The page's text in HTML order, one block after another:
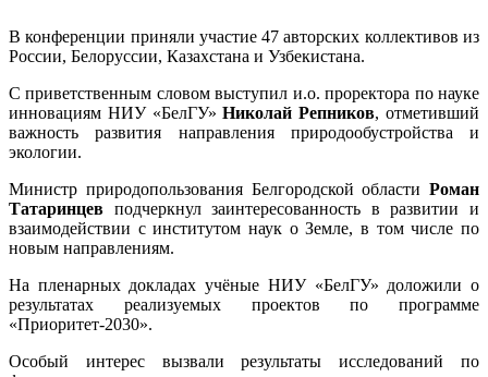
В конференции приняли участие 47 авторских коллективов из
России, Белоруссии, Казахстана и Узбекистана.
С приветственным словом выступил и.о. проректора по науке
инновациям НИУ «БелГУ»Николай Репников, отметивший
важность развития направления природообустройства и
экологии.
Министр природопользования Белгородской области Роман
Татаринцев подчеркнул заинтересованность в развитии и
взаимодействии с институтом наук о Земле, в том числе по
новым направлениям.
На пленарных докладах учёные НИУ «БелГУ» доложили о
результатах реализуемых проектов по программе
«Приоритет-2030».
Особый интерес вызвали результаты исследований по